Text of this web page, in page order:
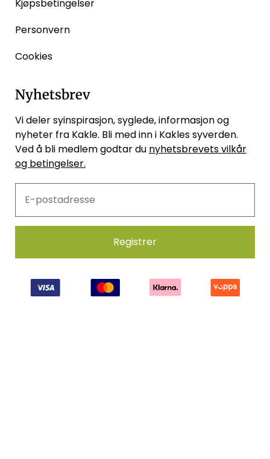
Kjøpsbetingelser
Personvern
Cookies
Nyhetsbrev
Vi deler syinspirasjon, syglede, informasjon og
nyheter fra Kakle. Bli med inn i Kakles syverden.
Ved å bli medlem godtar du nyhetsbrevets vilkår
og betingelser.